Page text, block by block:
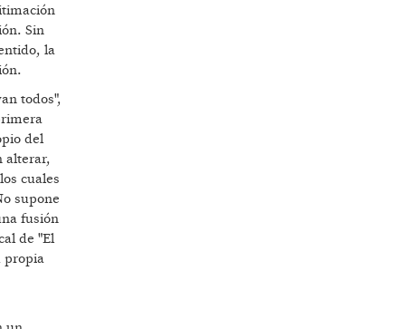
Sin
la
todos",
del
alterar,
cuales
supone
fusión
de "El
propia